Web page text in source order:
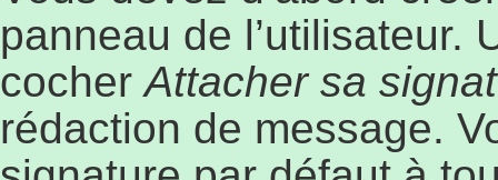
panneau de l’utilisateur.
cocherAttacher sa
rédaction de message.